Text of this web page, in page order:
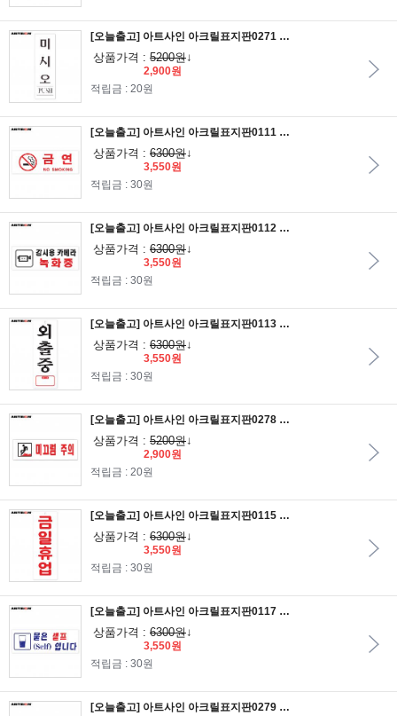
[오늘출고] 아트사인 아크릴표지판0271 미시오(PUSH) 25x8
상품가격 : 5200원↓
2,900원
적립금 : 20원
[오늘출고] 아트사인 아크릴표지판0111 금연 NO SMOKING 27x9.5
상품가격 : 6300원↓
3,550원
적립금 : 30원
[오늘출고] 아트사인 아크릴표지판0112 감시용카메라녹화중 27x9.5
상품가격 : 6300원↓
3,550원
적립금 : 30원
[오늘출고] 아트사인 아크릴표지판0113 외출중TEL 27x9.5
상품가격 : 6300원↓
3,550원
적립금 : 30원
[오늘출고] 아트사인 아크릴표지판0278 미끄럼주의 25x8
상품가격 : 5200원↓
2,900원
적립금 : 20원
[오늘출고] 아트사인 아크릴표지판0115 금일휴업 27x9.5
상품가격 : 6300원↓
3,550원
적립금 : 30원
[오늘출고] 아트사인 아크릴표지판0117 물은셀프입니다 27x9.5
상품가격 : 6300원↓
3,550원
적립금 : 30원
[오늘출고] 아트사인 아크릴표지판0279 광고물부착금지 25x8